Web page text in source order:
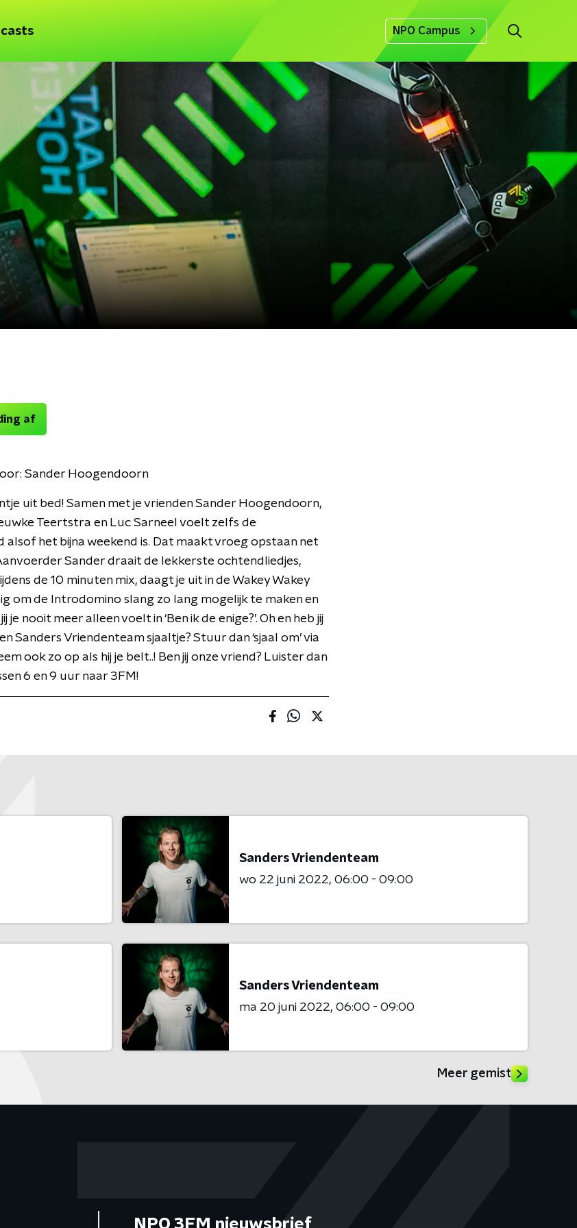
NPO Campus
af
Sander Hoogendoorn
uit bed! Samen met je vrienden Sander Hoogendoorn,
Teertstra en Luc Sarneel voelt zelfs de
alsof het bijna weekend is. Dat maakt vroeg opstaan net
Sander draait de lekkerste ochtendliedjes,
de 10 minuten mix, daagt je uit in de Wakey Wakey
om de Introdomino slang zo lang mogelijk te maken en
nooit meer alleen voelt in ‘Ben ik de enige?’. Oh en heb jij
Sanders Vriendenteam sjaaltje? Stuur dan ‘sjaal om’ via
ook zo op als hij je belt..! Ben jij onze vriend? Luister dan
6 en 9 uur naar 3FM!
Sanders Vriendenteam
wo 22 juni 2022 06:00 - 09:00
Sanders Vriendenteam
ma 20 juni 2022 06:00 - 09:00
Meer gemist
NPO 3FM nieuwsbrief